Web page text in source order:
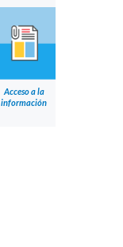
Acceso a la
información